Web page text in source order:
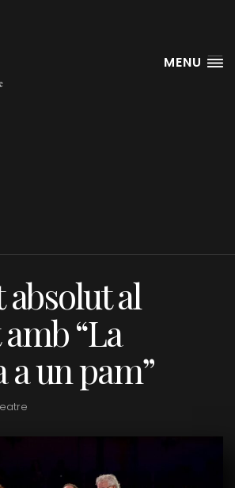
MENU
absolut al
“La
un pam”